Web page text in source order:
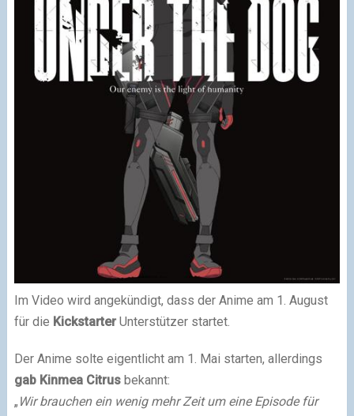
Im Video wird angekündigt, dass der Anime am 1. August
für die KickstarterUnterstützer startet.
Der Anime solte eigentlicht am 1. Mai starten, allerdings
gab Kinmea Citrusbekannt:
„ Wir brauchen ein wenig mehr Zeit um eine Episode für